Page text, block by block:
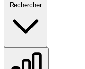
Rechercher